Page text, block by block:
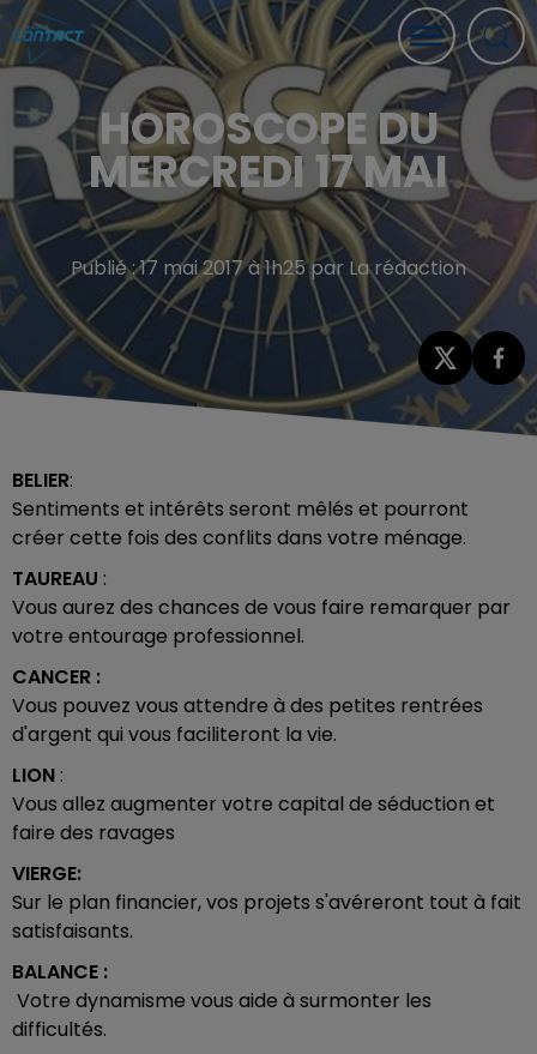
HOROSCOPE DU
MERCREDI 17 MAI
Publié : 17 mai 2017 à 1h25 par La rédaction
BELIER:
Sentiments et intérêts seront mêlés et pourront
créer cette fois des conflits dans votre ménage.
TAUREAU :
Vous aurez des chances de vous faire remarquer par
votre entourage professionnel.
CANCER :
Vous pouvez vous attendre à des petites rentrées
d'argent qui vous faciliteront la vie.
LION :
Vous allez augmenter votre capital de séduction et
faire des ravages
VIERGE:
Sur le plan financier, vos projets s'avéreront tout à fait
satisfaisants.
BALANCE :
Votre dynamisme vous aide à surmonter les
difficultés.